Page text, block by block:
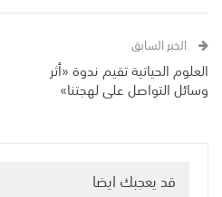
الخبر السابق
العلوم الحياتية تقيم ندوة «أثر
وسائل التواصل على لهجتنا»
قد يعجبك ايضا